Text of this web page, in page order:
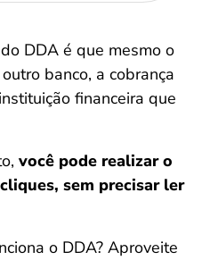
DDA é que mesmo o
banco, a cobrança
financeira que
você pode realizar o
sem precisar ler
o DDA? Aproveite